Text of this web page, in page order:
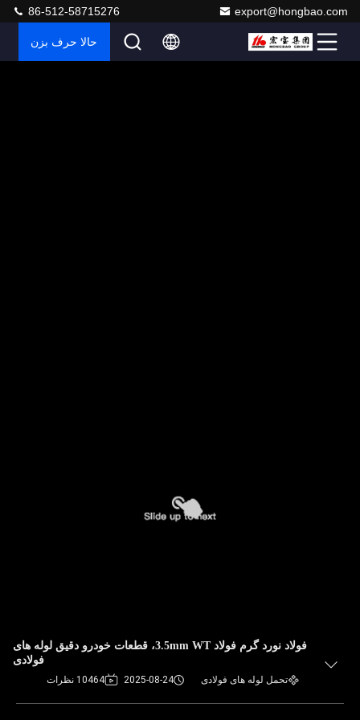
export@hongbao.com
86-512-58715276
حالا حرف بزن
فولاد نورد گرم فولاد 3.5mm WT، قطعات خودرو دقیق لوله های
فولادی
تحمل لوله های فولادی 2025-08-24 10464 نظرات